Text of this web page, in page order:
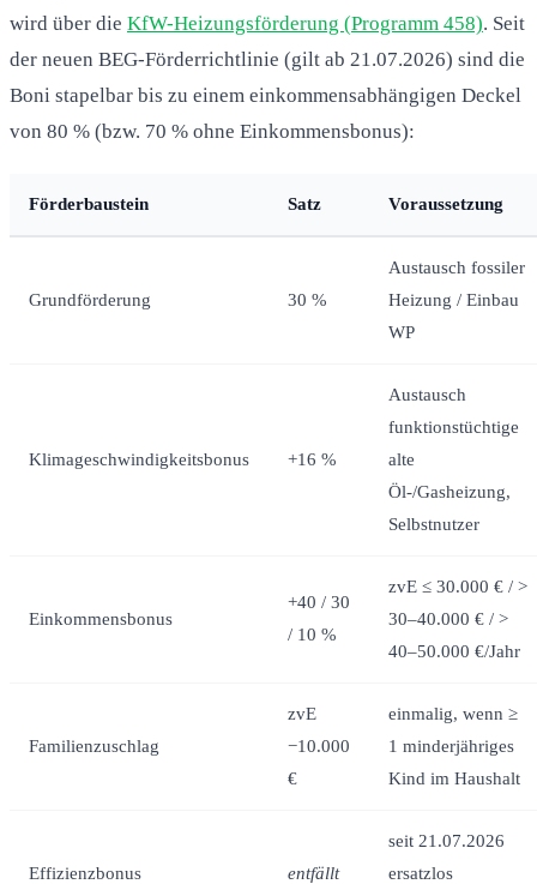
wird über die KfW-Heizungsförderung (Programm 458). Seit
der neuen BEG-Förderrichtlinie (gilt ab 21.07.2026) sind die
Boni stapelbar bis zu einem einkommensabhängigen Deckel
von 80 % (bzw. 70 % ohne Einkommensbonus):
Förderbaustein Satz Voraussetzung
Grundförderung 30 %
Austausch fossiler
Heizung / Einbau
WP
Klimageschwindigkeitsbonus +16 %
Austausch
funktionstüchtige
alte
Öl-/Gasheizung,
Selbstnutzer
Einkommensbonus
+40 / 30
/ 10 %
zvE ≤ 30.000 € / >
30–40.000 € / >
40–50.000 €/Jahr
Familienzuschlag
zvE
−10.000
€
einmalig, wenn ≥
1 minderjähriges
Kind im Haushalt
Effizienzbonus entfällt
seit 21.07.2026
ersatzlos